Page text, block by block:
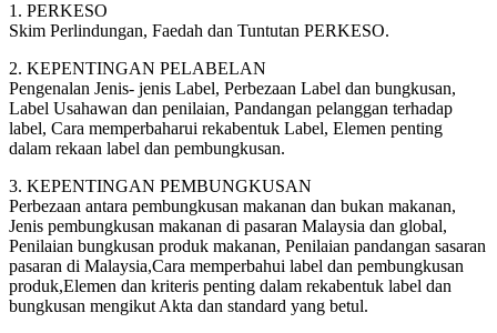
1. PERKESO
Skim Perlindungan, Faedah dan Tuntutan PERKESO.
2. KEPENTINGAN PELABELAN
Pengenalan Jenis- jenis Label, Perbezaan Label dan bungkusan,
Label Usahawan dan penilaian, Pandangan pelanggan terhadap
label, Cara memperbaharui rekabentuk Label, Elemen penting
dalam rekaan label dan pembungkusan.
3. KEPENTINGAN PEMBUNGKUSAN
Perbezaan antara pembungkusan makanan dan bukan makanan,
Jenis pembungkusan makanan di pasaran Malaysia dan global,
Penilaian bungkusan produk makanan, Penilaian pandangan sasaran
pasaran di Malaysia,Cara memperbahui label dan pembungkusan
produk,Elemen dan kriteris penting dalam rekabentuk label dan
bungkusan mengikut Akta dan standard yang betul.